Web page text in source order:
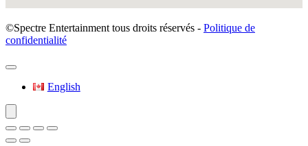
©Spectre Entertainment tous droits réservés - Politique de
confidentialité
English